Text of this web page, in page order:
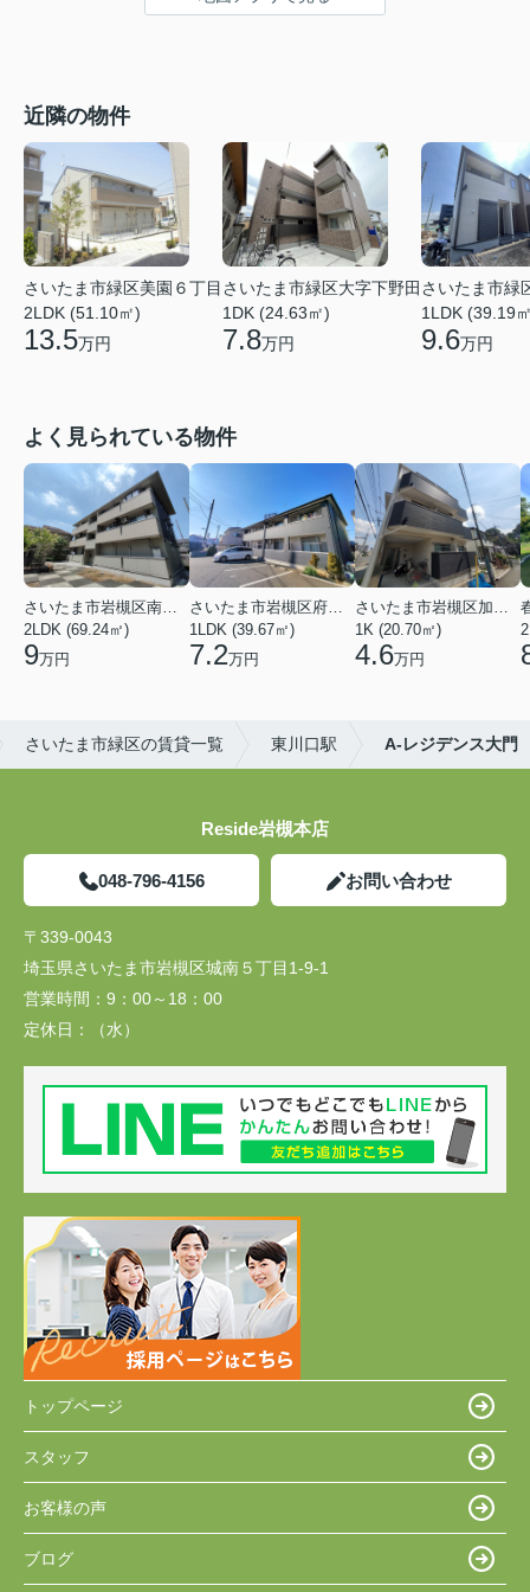
近隣の物件
さいたま市緑区美園６丁目
2LDK (51.10㎡)
13.5万円
さいたま市緑区大字下野田
1DK (24.63㎡)
7.8万円
さいたま市緑
1LDK (39.19
9.6万円
よく見られている物件
さいたま市岩槻区南平野４丁目
2LDK (69.24㎡)
9万円
さいたま市岩槻区府内１丁目
1LDK (39.67㎡)
7.2万円
さいたま市岩槻区加倉１丁目
1K (20.70㎡)
4.6万円
さいたま市緑区の賃貸一覧 東川口駅 A-レジデンス大門
Reside岩槻本店
048-796-4156 お問い合わせ
〒339-0043
埼玉県さいたま市岩槻区城南５丁目1-9-1
営業時間： 9：00～18：00
定休日：
（水）
トップページ
スタッフ
お客様の声
ブログ